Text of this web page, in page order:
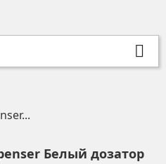

Белый дозатор